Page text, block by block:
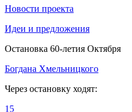
Новости проекта
Идеи и предложения
Остановка 60-летия Октября
Богдана Хмельницкого
Через остановку ходят:
15